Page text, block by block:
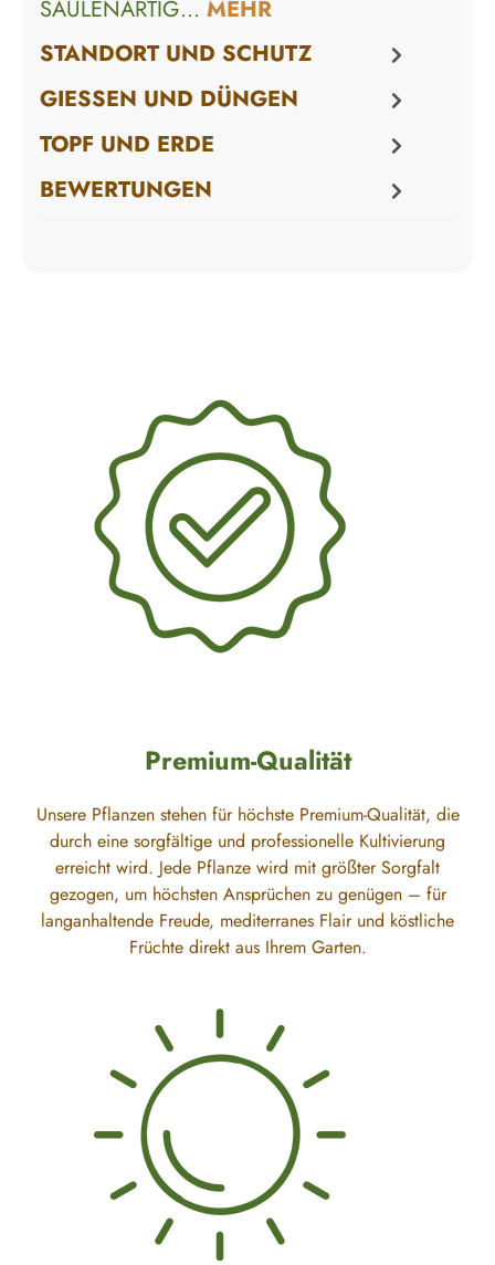
SÄULENARTIG… MEHR
STANDORT UND SCHUTZ
GIESSEN UND DÜNGEN
TOPF UND ERDE
BEWERTUNGEN
Premium-Qualität
Unsere Pflanzen stehen für höchste Premium-Qualität, die
durch eine sorgfältige und professionelle Kultivierung
erreicht wird. Jede Pflanze wird mit größter Sorgfalt
gezogen, um höchsten Ansprüchen zu genügen – für
langanhaltende Freude, mediterranes Flair und köstliche
Früchte direkt aus Ihrem Garten.